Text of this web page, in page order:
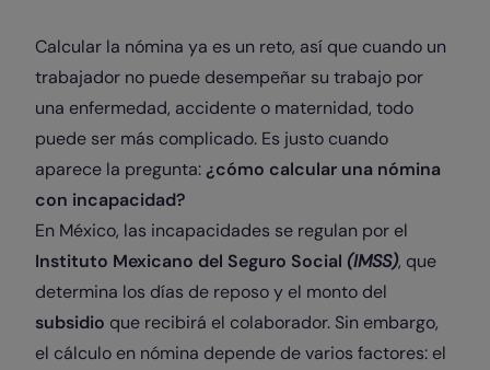
Calcular la nómina ya es un reto, así que cuando un
trabajador no puede desempeñar su trabajo por
una enfermedad, accidente o maternidad, todo
puede ser más complicado. Es justo cuando
aparece la pregunta:¿cómo calcular una nómina
con incapacidad?
En México, las incapacidades se regulan por el
Instituto Mexicano del Seguro Social (IMSS), que
determina los días de reposo y el monto del
subsidio que recibirá el colaborador. Sin embargo,
el cálculo en nómina depende de varios factores: el